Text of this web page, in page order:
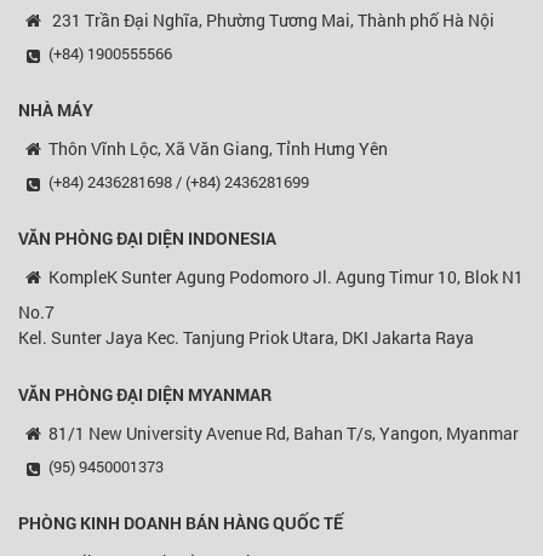
231 Trần Đại Nghĩa, Phường Tương Mai, Thành phố Hà Nội
(+84) 1900555566
NHÀ MÁY
Thôn Vĩnh Lộc, Xã Văn Giang, Tỉnh Hưng Yên
(+84) 2436281698 / (+84) 2436281699
VĂN PHÒNG ĐẠI DIỆN INDONESIA
KompleK Sunter Agung Podomoro Jl. Agung Timur 10, Blok N1
No.7
Kel. Sunter Jaya Kec. Tanjung Priok Utara, DKI Jakarta Raya
VĂN PHÒNG ĐẠI DIỆN MYANMAR
81/1 New University Avenue Rd, Bahan T/s, Yangon, Myanmar
(95) 9450001373
PHÒNG KINH DOANH BÁN HÀNG QUỐC TẾ